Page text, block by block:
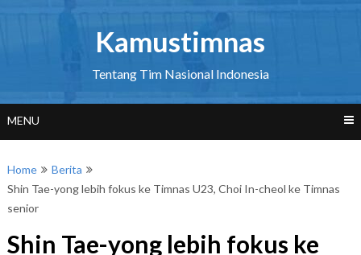
Kamustimnas
Tentang Tim Nasional Indonesia
MENU
Home
Berita
Shin Tae-yong lebih fokus ke Timnas U23, Choi In-cheol ke Timnas
senior
Shin Tae-yong lebih fokus ke